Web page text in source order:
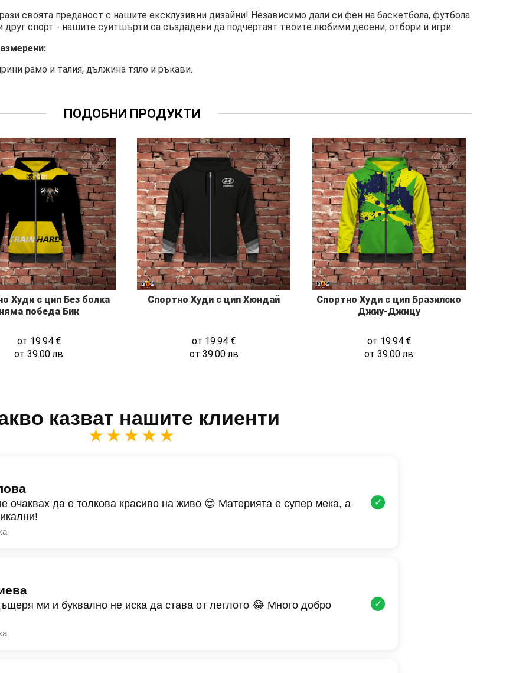
своята преданост с нашите ексклузивни дизайни! Независимо дали си фен на баскетбола, футбола
друг спорт - нашите суитшърти са създадени да подчертаят твоите любими десени, отбори и игри.
рамо и талия, дължина тяло и ръкави.
ПОДОБНИ ПРОДУКТИ
Худи с цип Без болка
няма победа Бик
от 19.94 €
от39.00лв
Спортно Худи с цип Хюндай
от 19.94 €
от 39.00лв
Спортно Худи с цип Бразилско
Джиу-Джицу
от 19.94 €
от39.00лв
казват нашите клиенти
★★★★★
очаквах да е толкова красиво на живо 😍 Материята е супер мека, а
✓
ми и буквално не иска да става от леглото 😂 Много добро
✓